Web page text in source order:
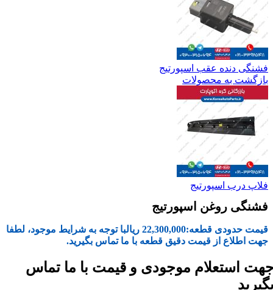
فشنگی دنده عقب اسپورتیج
بازگشت به محصولات
فلاپ درب اسپورتیج
فشنگی روغن اسپورتیج
قیمت حدودی قطعه:22,300,000 ریالبا توجه به شرایط موجود، لطفا
جهت اطلاع از قیمت دقیق قطعه با ما تماس بگیرید.
استعلام موجودی و قیمت با ما تماس